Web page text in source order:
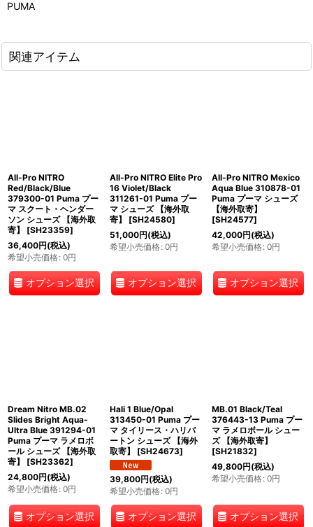
PUMA
関連アイテム
All-Pro NITRO
Red/Black/Blue
379300-01 Puma プー
マ スクート・ヘンダー
ソン シューズ 【海外取
寄】
[SH23359]
36,400円(税込)
希望小売価格: 0円
オプション選択
All-Pro NITRO Elite Pro
16 Violet/Black
311261-01 Puma プー
マ シューズ 【海外取
寄】
[SH24580]
51,000円(税込)
希望小売価格: 0円
オプション選択
All-Pro NITRO Mexico
Aqua Blue 310878-01
Puma プーマ シューズ
【海外取寄】
[SH24577]
42,000円(税込)
希望小売価格: 0円
オプション選択
Dream Nitro MB.02
Slides Bright Aqua-
Ultra Blue 391294-01
Puma プーマ ラメロボ
ール シューズ 【海外取
寄】
[SH23362]
24,800円(税込)
希望小売価格: 0円
オプション選択
Hali 1 Blue/Opal
313450-01 Puma プー
マ タイリース・ハリバ
ートン シューズ 【海外
取寄】
[SH24673]
39,800円(税込)
希望小売価格: 0円
オプション選択
MB.01 Black/Teal
376443-13 Puma プー
マ ラメロボール シュー
ズ 【海外取寄】
[SH21832]
49,800円(税込)
希望小売価格: 0円
オプション選択